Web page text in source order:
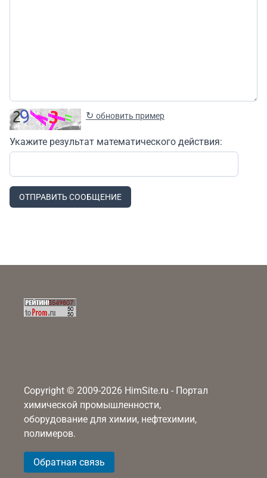
↻ обновить пример
Укажите результат математического действия:
ОТПРАВИТЬ СООБЩЕНИЕ
Copyright © 2009-2026 HimSite.ru - Портал
химической промышленности,
оборудование для химии, нефтехимии,
полимеров.
Обратная связь